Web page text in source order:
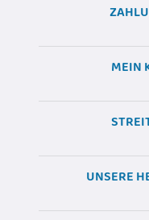
MEIN
UNSERE